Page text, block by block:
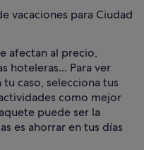
vacaciones para Ciudad
afectan al precio,
hoteleras... Para ver
caso, selecciona tus
como mejor
puede ser la
es ahorrar en tus días